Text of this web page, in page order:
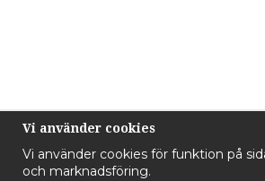
Vi använder cookies
Vi använder cookies för funktion på
och marknadsföring.